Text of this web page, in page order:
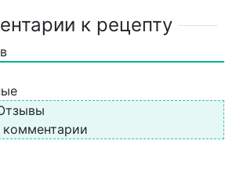
к рецепту